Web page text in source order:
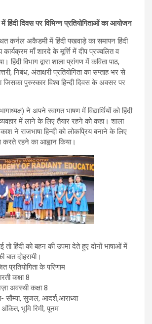
दिवस पर विभिन्न प्रतियोगिताओं का आयोजन
कर्नल अकैडमी में हिंदी पखवाड़े का समापन हिंदी
माँ शारदे के मूर्त्ति में दीप प्रज्वलित व
हिंदी विभाग द्वारा शाला प्रांगण में कविता पाठ,
निबंध, अंताक्षरी प्रतियोगिता का सप्ताह भर से
पुरुस्कार विश्व हिन्दी दिवस के अवसर पर
ने अपने स्वागत भाषण में विद्यार्थियों को हिंदी
में लाने के लिए तैयार रहने को कहा। शाला
ने राजभाषा हिन्दी को लोकप्रिय बनाने के लिए
करते रहने का आह्वान किया।
तो हिंदी को बहन की उपमा देते हुए दोनों भाषाओं में
दोहरायी।
के परिणाम
कक्षा 8
अवस्थी कक्षा 8
सौम्या, सुजल, आदर्श,आराध्या
अंकित, भूमि रिमी, पूनम